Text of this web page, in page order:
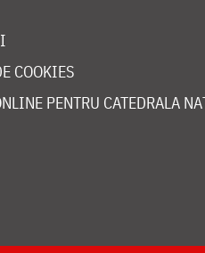
COOKIES
PENTRU CATEDRALA